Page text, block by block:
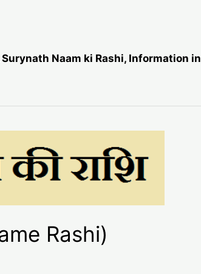
Naam ki Rashi, Information in
Rashi)